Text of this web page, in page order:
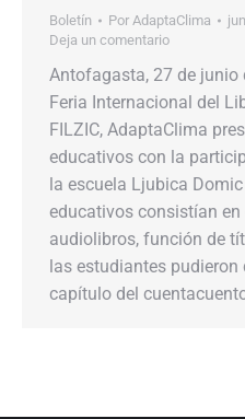
Boletín Por AdaptaClima
Deja un comentario
Antofagasta, 27 de junio
Feria Internacional del
FILZIC, AdaptaClima
educativos con la
la escuela Ljubica
educativos consistían en
audiolibros, función de
las estudiantes
capítulo del